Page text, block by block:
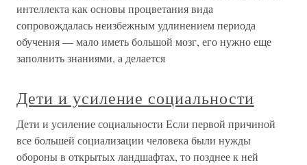
интеллекта как основы процветания вида
сопровождалась неизбежным удлинением периода
обучения — мало иметь большой мозг, его нужно еще
заполнить знаниями, а делается
Дети и усиление социальности
Дети и усиление социальности Если первой причиной
все большей социализации человека были нужды
обороны в открытых ландшафтах, то позднее к ней